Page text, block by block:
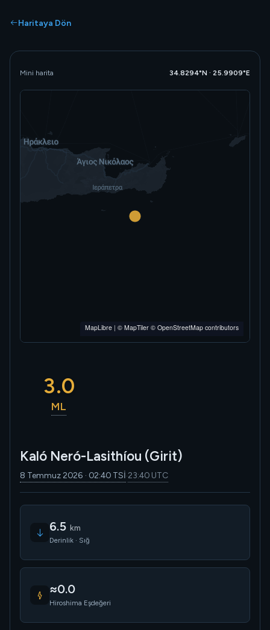
Haritaya Dön
3.0
ML
Kaló Neró-Lasithíou (Girit)
8 Temmuz 2026 · 02:40 TSİ·23:40 UTC
6.5 km
Derinlik · Sığ
≈0.0
Hiroshima Eşdeğeri
Mini harita 34.8294°N · 25.9909°E
MapLibre | © MapTiler © OpenStreetMap contributors